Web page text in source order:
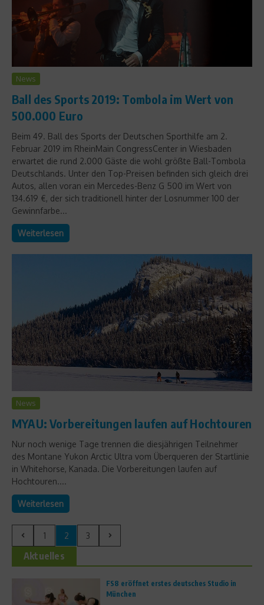
News
Ball des Sports 2019: Tombola im Wert von
500.000 Euro
Beim 49. Ball des Sports der Deutschen Sporthilfe am 2.
Februar 2019 im RheinMain CongressCenter in Wiesbaden
erwartet die rund 2.000 Gäste die wohl größte Ball-Tombola
Deutschlands. Unter den Top-Preisen befinden sich gleich drei
Autos, allen voran ein Mercedes-Benz G 500 im Wert von
134.619 €, der sich traditionell hinter der Losnummer 100 der
Gewinnfarbe...
Weiterlesen
News
MYAU: Vorbereitungen laufen auf Hochtouren
Nur noch wenige Tage trennen die diesjährigen Teilnehmer
des Montane Yukon Arctic Ultra vom Überqueren der Startlinie
in Whitehorse, Kanada. Die Vorbereitungen laufen auf
Hochtouren....
Weiterlesen
1 2 3
Aktuelles
FS8 eröffnet erstes deutsches Studio in
München